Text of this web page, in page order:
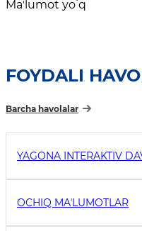
Maʼlumot yoʻq
FOYDALI
Barcha havolalar
YAGONA INTERAKTIV
OCHIQ MAʼLUMOTLAR